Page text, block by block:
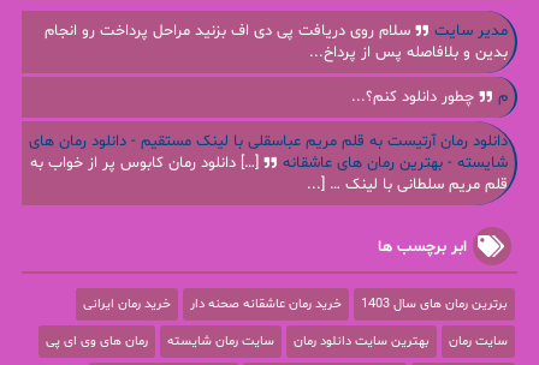
مدیر سایت
سلام روی دریافت پی دی اف بزنید مراحل پرداخت رو انجام
بدین و بلافاصله پس از پرداخ...
م چطور دانلود کنم؟...
دانلود رمان آرتیست به قلم مریم عباسقلی با لینک مستقیم - دانلود رمان های
شایسته - بهترین رمان های عاشقانه
[…] دانلود رمان کابوس پر از خواب به
قلم مریم سلطانی با لینک … [...
ابر برچسب ها
برترین رمان های سال 1403 خرید رمان عاشقانه صحنه دار خرید رمان ایرانی
سایت رمان بهترین سایت دانلود رمان سایت رمان شایسته رمان های وی ای پی